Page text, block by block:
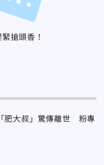
搶頭香！
肥大叔」驚傳離世 粉專